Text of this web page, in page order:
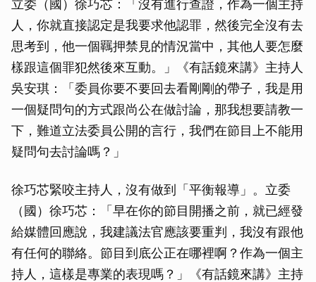
立委（國）徐巧芯：「沒有進行查證，作為一個主持
人，你就直接認定是我要求他認罪，然後完全沒有去
思考到，他一個羈押禁見的情況當中，其他人要怎麼
樣跟這個罪犯然後來互動。」《有話鏡來講》主持人
吳安琪：「委員你要不要回去看剛剛的帶子，我是用
一個疑問句的方式跟尚公在做討論，那我想要請教一
下，難道立法委員公開的言行，我們在節目上不能用
疑問句去討論嗎？」
徐巧芯緊咬主持人，沒有做到「平衡報導」。立委
（國）徐巧芯：「早在你的節目開播之前，就已經發
給媒體回應說，我建議法官應該要重判，我沒有跟他
有任何的聯絡。節目到底公正在哪裡啊？作為一個主
持人，這樣是專業的表現嗎？」《有話鏡來講》主持